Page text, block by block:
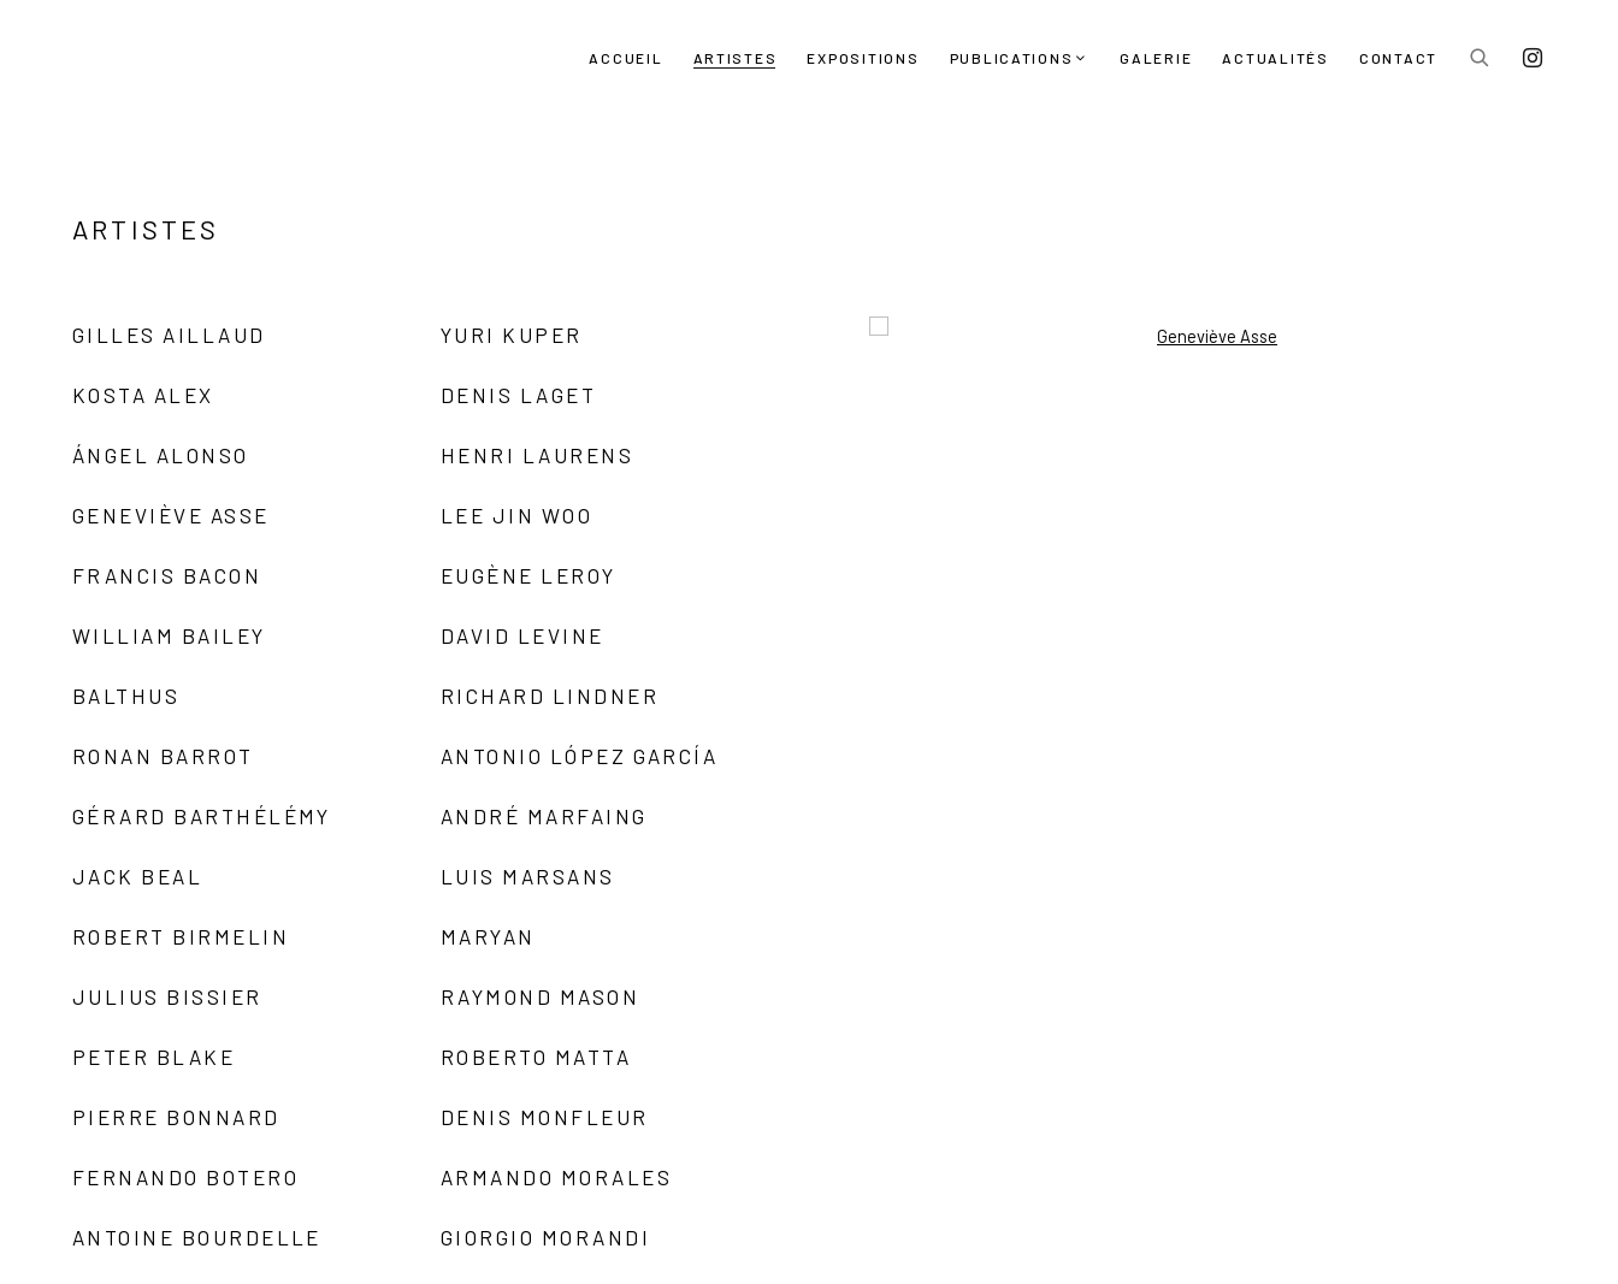
ACCUEIL ARTISTES EXPOSITIONS PUBLICATIONS GALERIE ACTUALITÉS CONTACT
ARTISTES
GILLES AILLAUD
KOSTA ALEX
ÁNGEL ALONSO
GENEVIÈVE ASSE
FRANCIS BACON
WILLIAM BAILEY
BALTHUS
RONAN BARROT
GÉRARD BARTHÉLÉMY
JACK BEAL
ROBERT BIRMELIN
JULIUS BISSIER
PETER BLAKE
PIERRE BONNARD
FERNANDO BOTERO
ANTOINE BOURDELLE
YURI KUPER
DENIS LAGET
HENRI LAURENS
LEE JIN WOO
EUGÈNE LEROY
DAVID LEVINE
RICHARD LINDNER
ANTONIO LÓPEZ GARCÍA
ANDRÉ MARFAING
LUIS MARSANS
MARYAN
RAYMOND MASON
ROBERTO MATTA
DENIS MONFLEUR
ARMANDO MORALES
GIORGIO MORANDI